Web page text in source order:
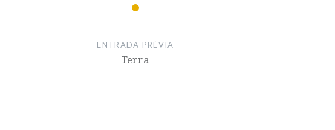
ENTRADA PRÈVIA
Terra